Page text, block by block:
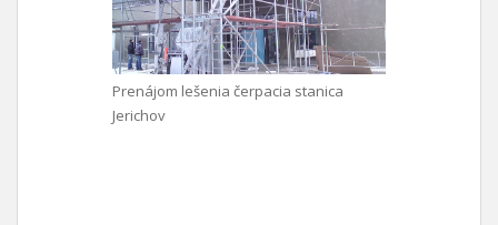
Prenájom lešenia čerpacia stanica
Jerichov